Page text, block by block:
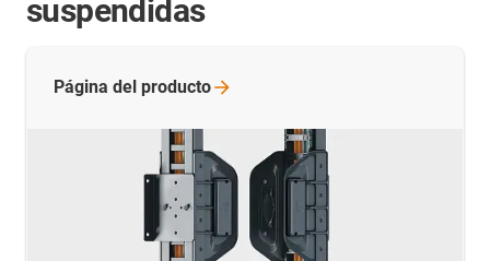
suspendidas
Página del producto